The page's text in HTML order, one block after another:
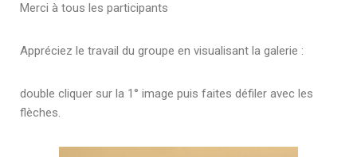
Merci à tous les participants
Appréciez le travail du groupe en visualisant la galerie :
double cliquer sur la 1° image puis faites défiler avec les
flèches.